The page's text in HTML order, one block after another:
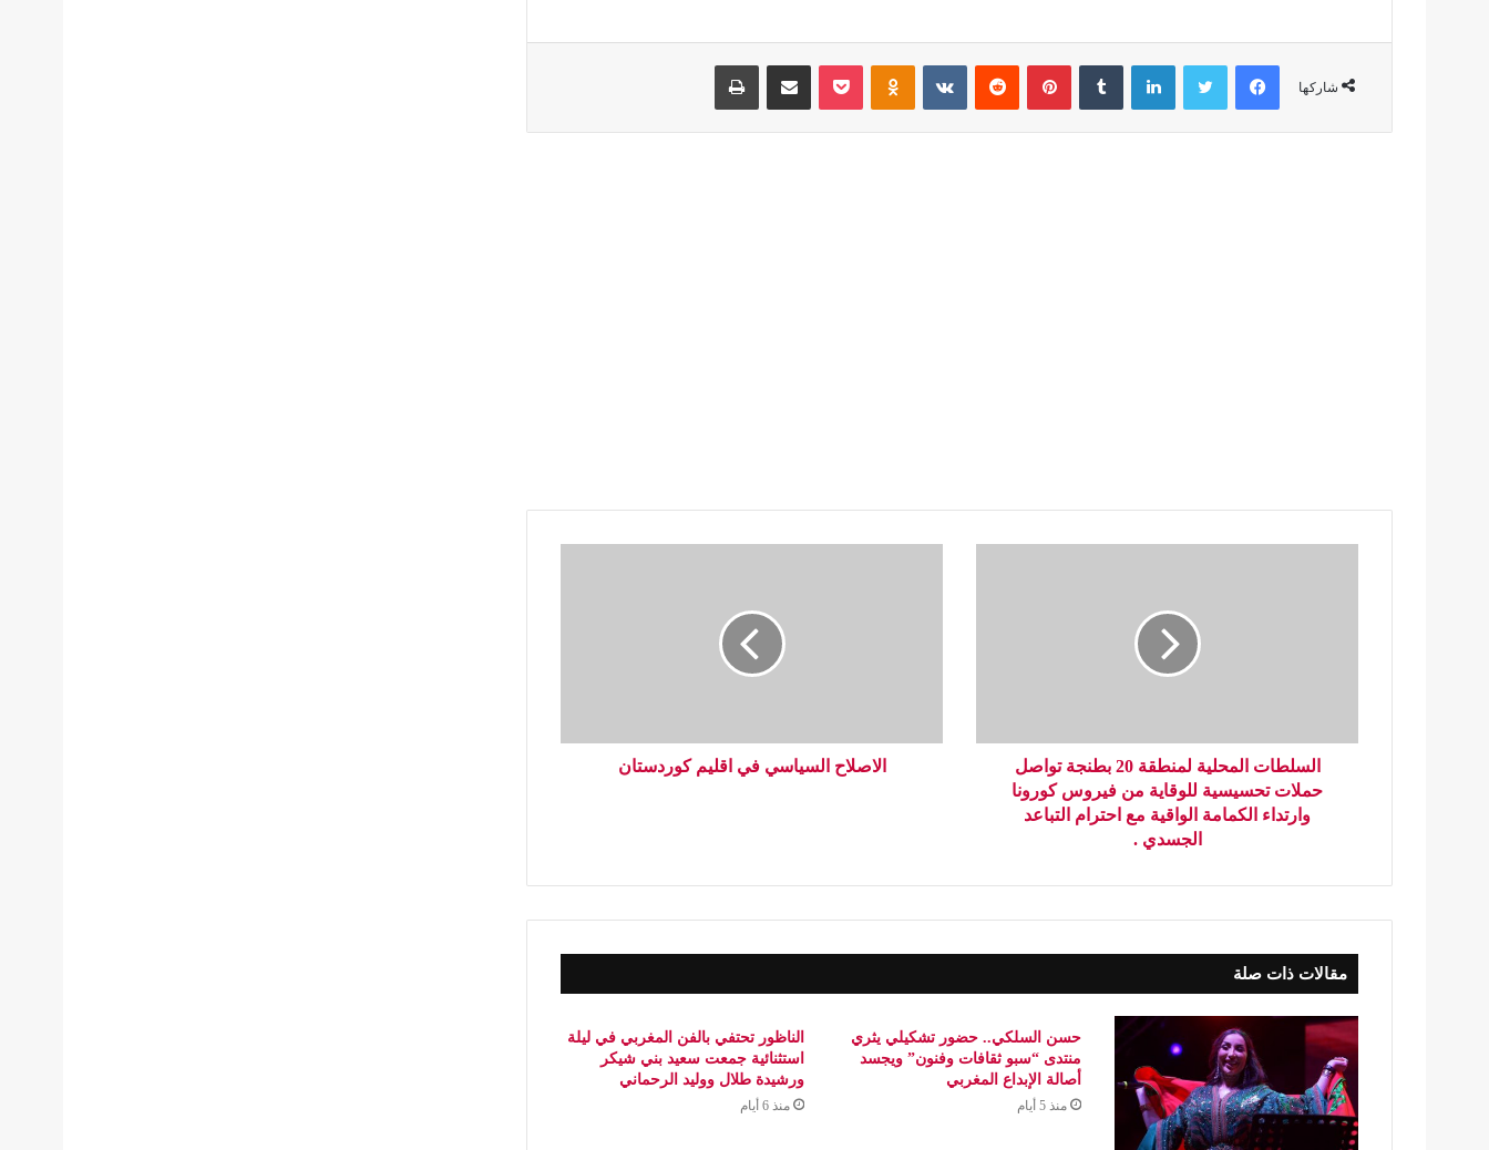
شاركها
فيسبوك تويتر لينكدإن بينتيريست Odnoklassniki
بوكيت مشاركة عبر البريد طباعة
السلطات المحلية لمنطقة 20 بطنجة تواصل
حملات تحسيسية للوقاية من فيروس كورونا
وارتداء الكمامة الواقية مع احترام التباعد
الجسدي .
الاصلاح السياسي في اقليم كوردستان
مقالات ذات صلة
حسن السلكي.. حضور تشكيلي يثري
منتدى “سبو ثقافات وفنون” ويجسد
أصالة الإبداع المغربي
منذ 5 أيام
الناظور تحتفي بالفن المغربي في ليلة
استثنائية جمعت سعيد بني شيكر
ورشيدة طلال ووليد الرحماني
منذ 6 أيام